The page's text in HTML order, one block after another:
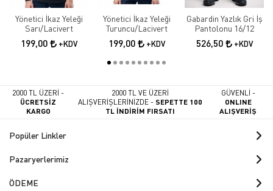
Yönetici İkaz Yeleği
Sarı/Lacivert
199,00 +KDV
Yönetici İkaz Yeleği
Turuncu/Lacivert
199,00 +KDV
Gabardin Yazlık Gri İş
Pantolonu 16/12
526,50 +KDV
2000 TL ÜZERİ -
ÜCRETSİZ
KARGO
2000 TL VE ÜZERİ
ALIŞVERİŞLERİNİZDE -SEPETTE 100
TL İNDİRİM FIRSATI
GÜVENLİ -
ONLINE
ALIŞVERİŞ
Popüler Linkler
Pazaryerlerimiz
ÖDEME